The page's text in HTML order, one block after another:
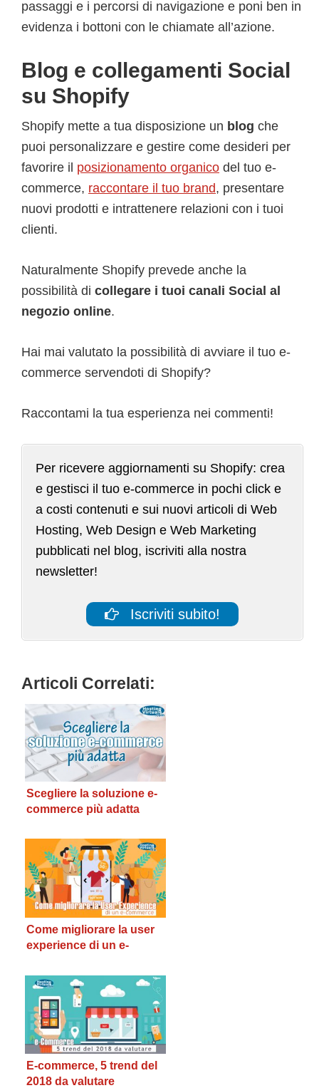
passaggi e i percorsi di navigazione e poni ben in
evidenza i bottoni con le chiamate all’azione.
Blog e collegamenti Social
su Shopify
Shopify mette a tua disposizione un blog che
puoi personalizzare e gestire come desideri per
favorire il posizionamento organico del tuo e-
commerce, raccontare il tuo brand, presentare
nuovi prodotti e intrattenere relazioni con i tuoi
clienti.
Naturalmente Shopify prevede anche la
possibilità di collegare i tuoi canali Social al
negozio online.
Hai mai valutato la possibilità di avviare il tuo e-
commerce servendoti di Shopify?
Raccontami la tua esperienza nei commenti!
Per ricevere aggiornamenti su Shopify: crea
e gestisci il tuo e-commerce in pochi click e
a costi contenuti e sui nuovi articoli di Web
Hosting, Web Design e Web Marketing
pubblicati nel blog, iscriviti alla nostra
newsletter!
Iscriviti subito!
Articoli Correlati:
Scegliere la soluzione e-
commerce più adatta
Come migliorare la user
experience di un e-
E-commerce, 5 trend del
2018 da valutare